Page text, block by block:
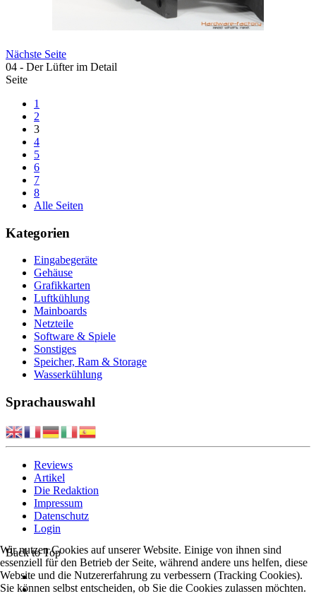
Nächste Seite
04 - Der Lüfter im Detail
Seite
1
2
3
4
5
6
7
8
Alle Seiten
Kategorien
Eingabegeräte
Gehäuse
Grafikkarten
Luftkühlung
Mainboards
Netzteile
Software & Spiele
Sonstiges
Speicher, Ram & Storage
Wasserkühlung
Sprachauswahl
Reviews
Artikel
Die Redaktion
Impressum
Datenschutz
Login
Back to Top
Wir nutzen Cookies auf unserer Website. Einige von ihnen sind
essenziell für den Betrieb der Seite, während andere uns helfen, diese
Website und die Nutzererfahrung zu verbessern (Tracking Cookies).
Sie können selbst entscheiden, ob Sie die Cookies zulassen möchten.